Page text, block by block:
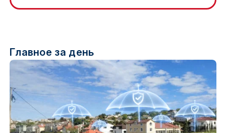
Главное за день